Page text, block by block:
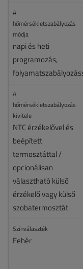
A
hőmérsékletszabályozás
módja
napi és heti
programozás,
A
hőmérsékletszabályozás
kivitele
NTC érzékelővel és
beépített
termosztáttal /
opcionálisan
választható külső
érzékelő vagy külső
szobatermosztát
Színválaszték
Fehér